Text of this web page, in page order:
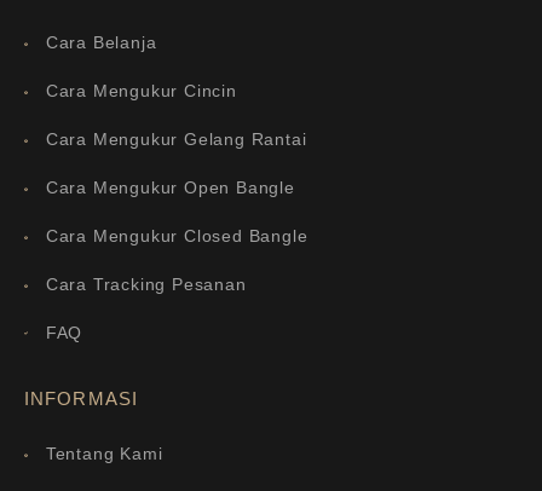
Cara Belanja
Cara Mengukur Cincin
Cara Mengukur Gelang Rantai
Cara Mengukur Open Bangle
Cara Mengukur Closed Bangle
Cara Tracking Pesanan
FAQ
INFORMASI
Tentang Kami